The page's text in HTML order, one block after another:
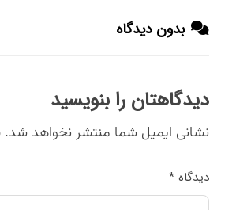
بدون دیدگاه
دیدگاهتان را بنویسید
نشانی ایمیل شما منتشر نخواهد شد.
دیدگاه *